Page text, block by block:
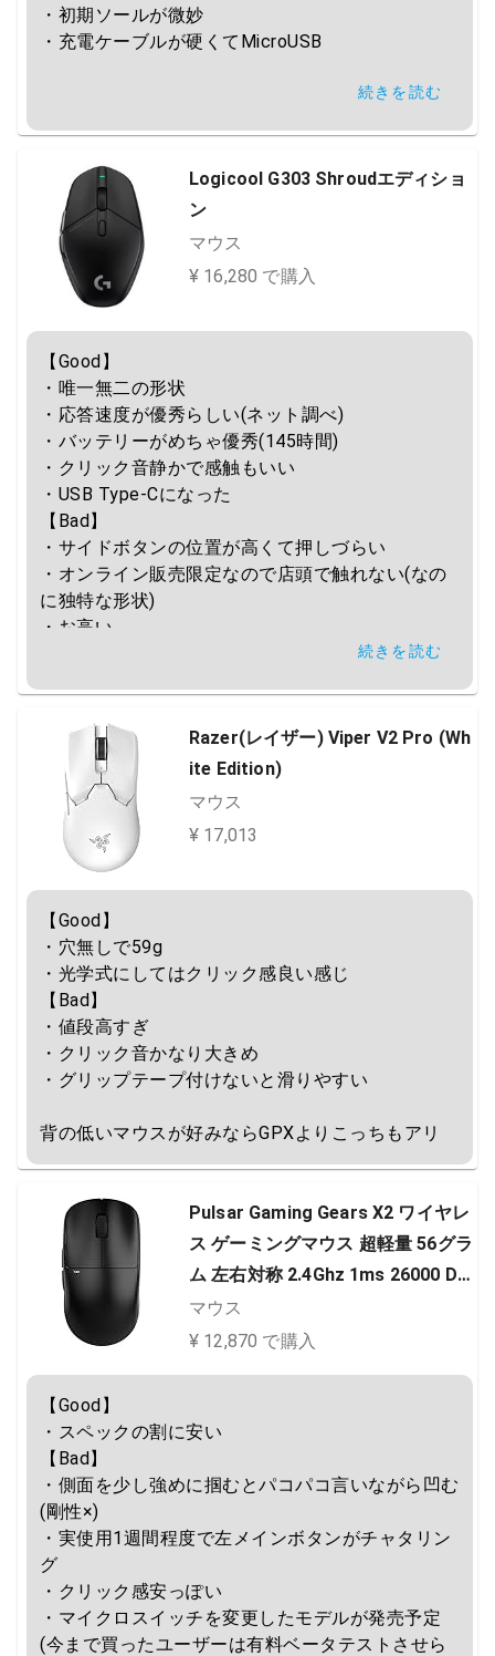
・初期ソールが微妙
・充電ケーブルが硬くてMicroUSB
続きを読む
Logicool G303 Shroudエディショ
ン
マウス
¥ 16,280 で購入
【Good】
・唯一無二の形状
・応答速度が優秀らしい(ネット調べ)
・バッテリーがめちゃ優秀(145時間)
・クリック音静かで感触もいい
・USB Type-Cになった
【Bad】
・サイドボタンの位置が高くて押しづらい
・オンライン販売限定なので店頭で触れない(なの
に独特な形状)
・お高い
続きを読む
Razer(レイザー) Viper V2 Pro (Wh
ite Edition)
マウス
¥ 17,013
【Good】
・穴無しで59g
・光学式にしてはクリック感良い感じ
【Bad】
・値段高すぎ
・クリック音かなり大きめ
・グリップテープ付けないと滑りやすい
背の低いマウスが好みならGPXよりこっちもアリ
Pulsar Gaming Gears X2 ワイヤレ
ス ゲーミングマウス 超軽量 56グラ
ム 左右対称 2.4Ghz 1ms 26000 DP
I Optical Sensor PAW3395 TTC G
old エンコーダー 国内正規品
マウス
¥ 12,870 で購入
【Good】
・スペックの割に安い
【Bad】
・側面を少し強めに掴むとパコパコ言いながら凹む
(剛性×)
・実使用1週間程度で左メインボタンがチャタリン
グ
・クリック感安っぽい
・マイクロスイッチを変更したモデルが発売予定
(今まで買ったユーザーは有料ベータテストさせら